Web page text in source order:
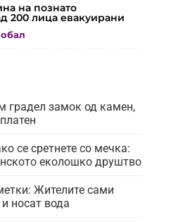
на познато
200 лица евакуирани
градел замок од камен,
се сретнете со мечка:
еколошко друштво
Жителите сами
носат вода